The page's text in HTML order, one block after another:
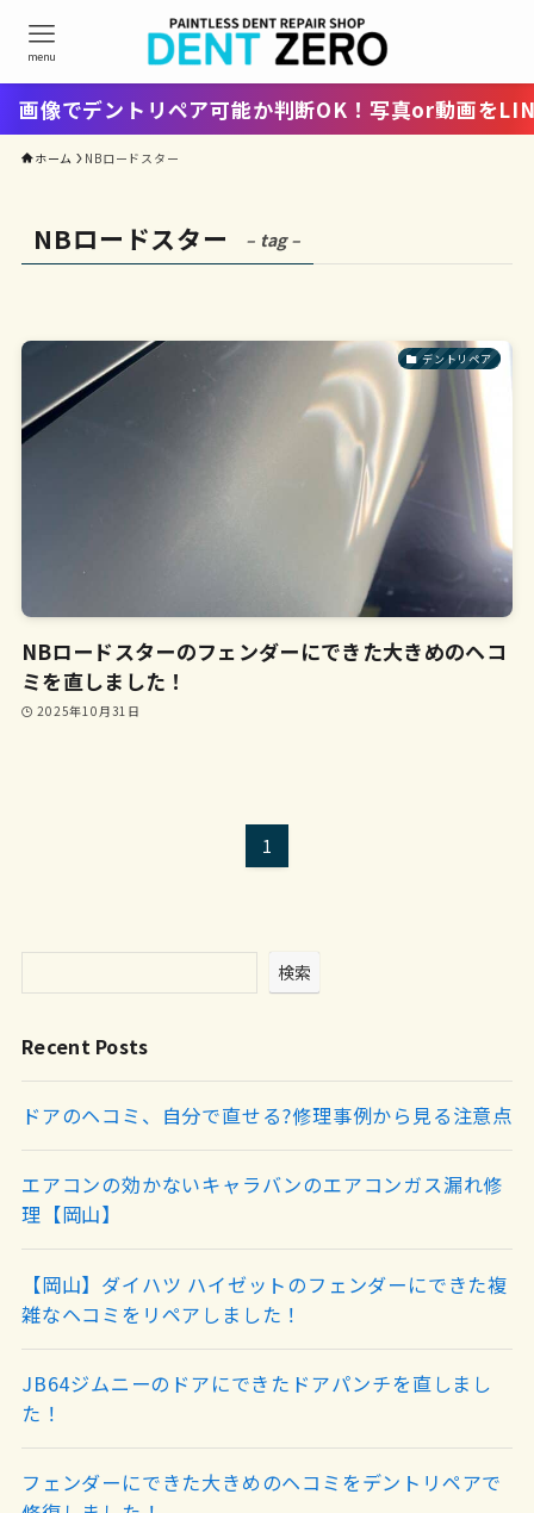
menu
像でデントリペア可能か判断OK！写真or動画をLINE
ホーム NBロードスター
NBロードスター – tag –
デントリペア
NBロードスターのフェンダーにできた大きめのヘコ
ミを直しました！
2025年10月31日
1
検索
Recent Posts
ドアのヘコミ、自分で直せる?修理事例から見る注意点
エアコンの効かないキャラバンのエアコンガス漏れ修
理【岡山】
【岡山】ダイハツ ハイゼットのフェンダーにできた複
雑なヘコミをリペアしました！
JB64ジムニーのドアにできたドアパンチを直しまし
た！
フェンダーにできた大きめのヘコミをデントリペアで